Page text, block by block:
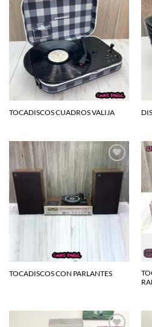
Agregar
lista de
deseos
TOCADISCOS CUADROS VALIJA
Agregar
lista de
deseos
TOCADISCOS CON PARLANTES